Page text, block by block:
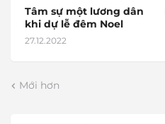
Tâm sự một lương dân
khi dự lễ đêm Noel
27.12.2022
Mới hơn